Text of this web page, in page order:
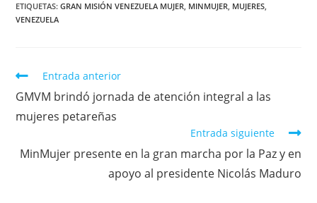
ETIQUETAS:GRAN MISIÓN VENEZUELA MUJER, MINMUJER, MUJERES,
VENEZUELA
Entrada anterior
GMVM brindó jornada de atención integral a las
mujeres petareñas
Entrada siguiente
MinMujer presente en la gran marcha por la Paz y en
apoyo al presidente Nicolás Maduro